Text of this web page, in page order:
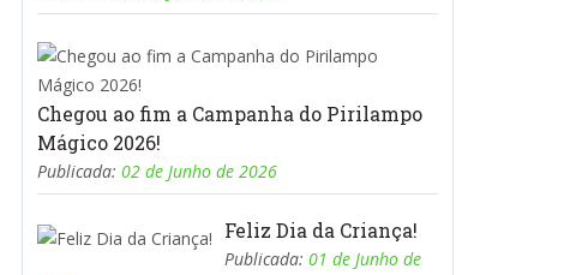
Chegou ao fim a Campanha do Pirilampo
Mágico 2026!
Publicada: 02 de Junho de 2026
Feliz Dia da Criança!
Publicada: 01 de Junho de